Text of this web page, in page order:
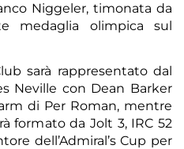
Niggeler, timonata da
medaglia olimpica sul
sarà rappresentato dal
Neville con Dean Barker
di Per Roman, mentre
formato da Jolt 3, IRC 52
dell’Admiral’s Cup per